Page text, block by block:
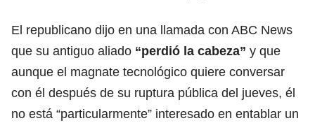
El republicano dijo en una llamada con ABC News
que su antiguo aliado “perdió la cabeza” y que
aunque el magnate tecnológico quiere conversar
con él después de su ruptura pública del jueves, él
no está “particularmente” interesado en entablar un